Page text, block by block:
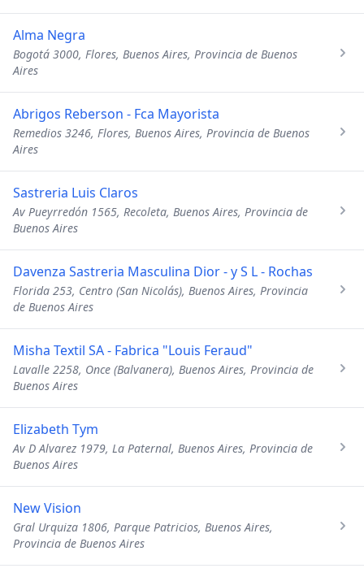
Alma Negra
Bogotá 3000, Flores, Buenos Aires, Provincia de Buenos
Aires
Abrigos Reberson - Fca Mayorista
Remedios 3246, Flores, Buenos Aires, Provincia de Buenos
Aires
Sastreria Luis Claros
Av Pueyrredón 1565, Recoleta, Buenos Aires, Provincia de
Buenos Aires
Davenza Sastreria Masculina Dior - y S L - Rochas
Florida 253, Centro (San Nicolás), Buenos Aires, Provincia
de Buenos Aires
Misha Textil SA - Fabrica "Louis Feraud"
Lavalle 2258, Once (Balvanera), Buenos Aires, Provincia de
Buenos Aires
Elizabeth Tym
Av D Alvarez 1979, La Paternal, Buenos Aires, Provincia de
Buenos Aires
New Vision
Gral Urquiza 1806, Parque Patricios, Buenos Aires,
Provincia de Buenos Aires